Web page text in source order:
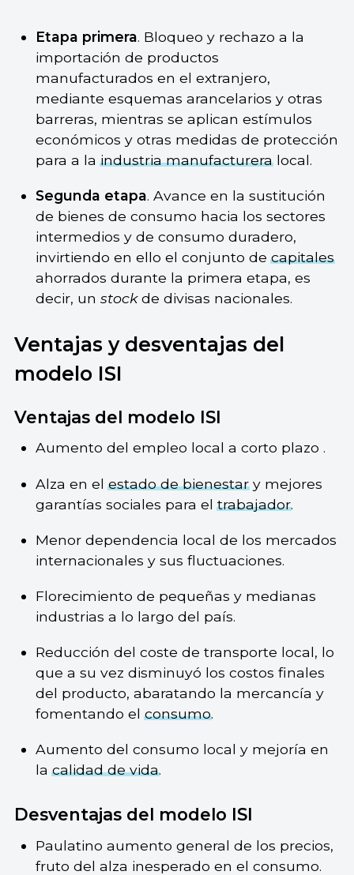
Etapa primera. Bloqueo y rechazo a la
importación de productos
manufacturados en el extranjero,
mediante esquemas arancelarios y otras
barreras, mientras se aplican estímulos
económicos y otras medidas de protección
para a laindustria manufactureralocal.
Segunda etapa. Avance en la sustitución
de bienes de consumo hacia los sectores
intermedios y de consumo duradero,
invirtiendo en ello el conjunto decapitales
ahorrados durante la primera etapa, es
decir, un stockde divisas nacionales.
Ventajas y desventajas del
modelo ISI
Ventajas del modelo ISI
Aumento del empleo local a corto plazo .
Alza en elestado de bienestary mejores
garantías sociales para eltrabajador.
Menor dependencia local de los mercados
internacionales y sus fluctuaciones.
Florecimiento de pequeñas y medianas
industrias a lo largo del país.
Reducción del coste de transporte local, lo
que a su vez disminuyó los costos finales
del producto, abaratando la mercancía y
fomentando elconsumo.
Aumento del consumo local y mejoría en
lacalidad de vida.
Desventajas del modelo ISI
Paulatino aumento general de los precios,
fruto del alza inesperado en el consumo.